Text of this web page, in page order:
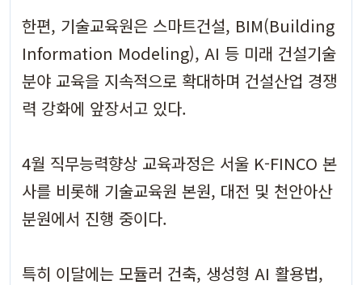
한편, 기술교육원은 스마트건설, BIM(Building
Information Modeling), AI 등 미래 건설기술
분야 교육을 지속적으로 확대하며 건설산업 경쟁
력 강화에 앞장서고 있다.
4월 직무능력향상 교육과정은 서울 K-FINCO 본
사를 비롯해 기술교육원 본원, 대전 및 천안아산
분원에서 진행 중이다.
특히 이달에는 모듈러 건축, 생성형 AI 활용법,